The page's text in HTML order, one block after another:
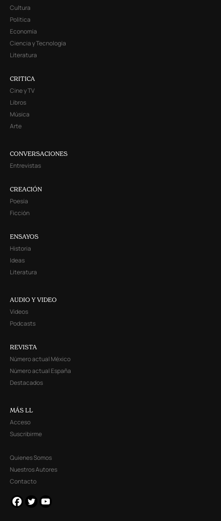
Cultura
Política
Economía
Ciencia y Tecnología
Literatura
CRITICA
Cine y TV
Libros
Música
Arte
CONVERSACIONES
Entrevistas
CREACIÓN
Poesía
Ficción
ENSAYOS
Historia
Ideas
Literatura
AUDIO Y VIDEO
Videos
Podcasts
REVISTA
Número actual México
Número actual España
Destacados
MÁS LL
Acceso
Suscribirme
Quienes Somos
Nuestros Autores
Contacto